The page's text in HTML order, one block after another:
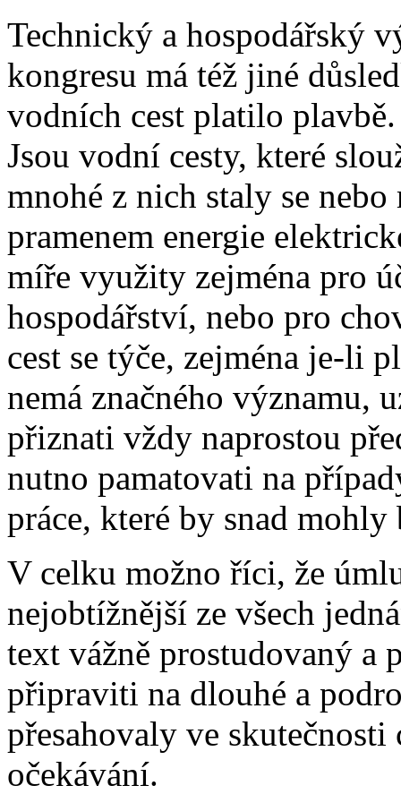
Technický a hospodářský
kongresu má též jiné
vodních cest platilo
Jsou vodní cesty, které
mnohé z nich staly se
pramenem energie
míře využity zejména pro
hospodářství, nebo pro
cest se týče, zejména je-li
nemá značného významu,
přiznati vždy naprostou
nutno pamatovati na
práce, které by snad
V celku možno říci, že
nejobtížnější ze všech
text vážně prostudovaný a
připraviti na dlouhé a
přesahovaly ve
očekávání.